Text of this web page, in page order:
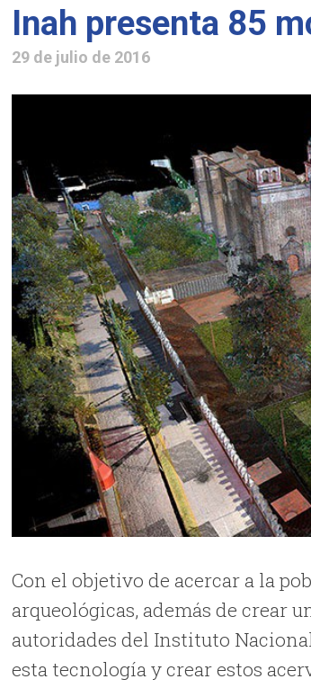
Inah presenta 85
29 de julio de 2016
Con el objetivo de acercar a la
arqueológicas, además de crear
autoridades del Instituto
esta tecnología y crear estos